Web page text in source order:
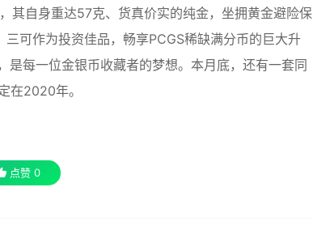
自身重达57克、货真价实的纯金，坐拥黄金避险保
可作为投资佳品，畅享PCGS稀缺满分币的巨大升
每一位金银币收藏者的梦想。本月底，还有一套同
在2020年。
点赞 0